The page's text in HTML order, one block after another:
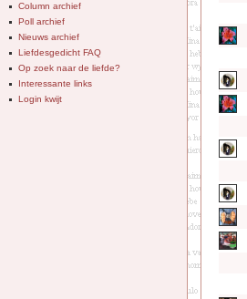
Column archief
Poll archief
Nieuws archief
Liefdesgedicht FAQ
Op zoek naar de liefde?
Interessante links
Login kwijt